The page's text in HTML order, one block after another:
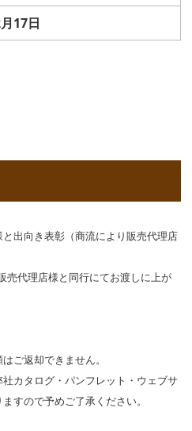
17日
出向き表彰（商流により販売代理店
代理店様と同行にてお渡しに上が
ご返却できません。
カタログ・パンフレット・ウェブサ
すので予めご了承ください。